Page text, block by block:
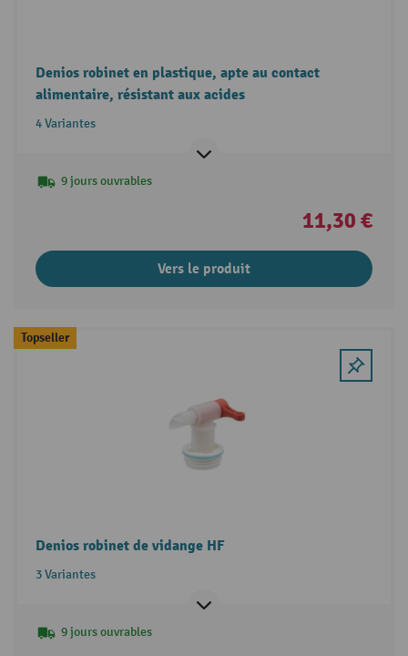
Denios robinet en plastique, apte au contact
alimentaire, résistant aux acides
4 Variantes
9 jours ouvrables
11,30 €
Vers le produit
Topseller
Denios robinet de vidange HF
3 Variantes
9 jours ouvrables